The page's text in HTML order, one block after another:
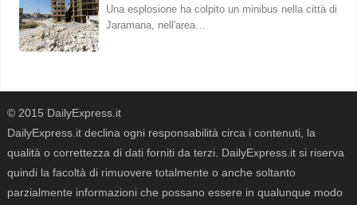
Una esplosione ha colpito un minibus nella città di
Jaramana, nell'area…
© 2015 DailyExpress.it
DailyExpress.it declina ogni responsabilità circa i contenuti, la
qualità o correttezza di dati forniti da terzi. DailyExpress.it si riserva
quindi la facoltà di rimuovere totalmente o anche soltanto
parzialmente informazioni che possano essere in qualunque modo